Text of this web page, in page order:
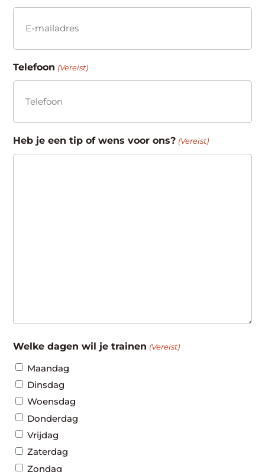
Telefoon (Vereist)
Heb je een tip of wens voor ons? (Vereist)
Welke dagen wil je trainen (Vereist)
Maandag
Dinsdag
Woensdag
Donderdag
Vrijdag
Zaterdag
Zondag